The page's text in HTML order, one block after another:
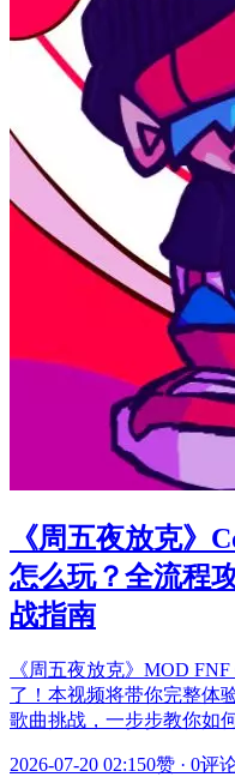
《周五夜放克》
怎么玩？全流程
战指南
《周五夜放克》MOD
了！本视频将带你完整体
歌曲挑战，一步步教你如
2026-07-20 02:150赞 · 0评